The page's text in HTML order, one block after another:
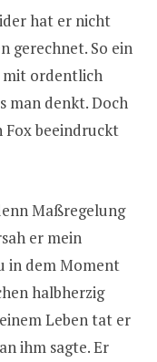
hat er nicht
gerechnet. So ein
mit ordentlich
man denkt. Doch
Fox beeindruckt
Maßregelung
er mein
in dem Moment
halbherzig
Leben tat er
ihm sagte. Er